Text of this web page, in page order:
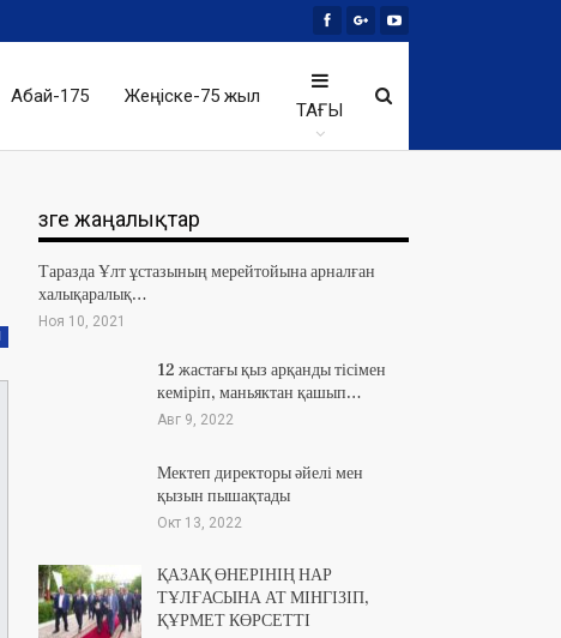
Абай-175 Жеңіске-75 жыл
ТАҒЫ
Өзге жаңалықтар
Таразда Ұлт ұстазының мерейтойына арналған
халықаралық…
Ноя 10, 2021
12 жастағы қыз арқанды тісімен
кеміріп, маньяктан қашып…
Авг 9, 2022
Мектеп директоры әйелі мен
қызын пышақтады
Окт 13, 2022
ҚАЗАҚ ӨНЕРІНІҢ НАР
ТҰЛҒАСЫНА АТ МІНГІЗІП,
ҚҰРМЕТ КӨРСЕТТІ